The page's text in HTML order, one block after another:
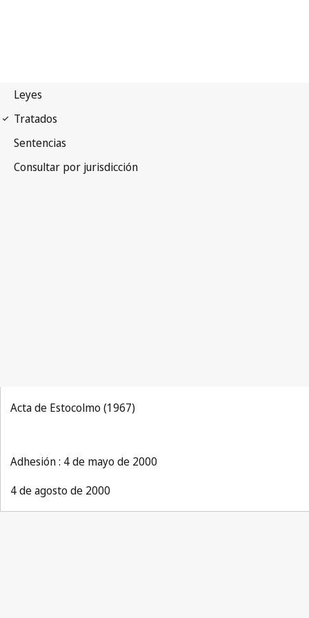
Acta de Estocolmo (1967)
Adhesión : 4 de mayo de 2000
4 de agosto de 2000